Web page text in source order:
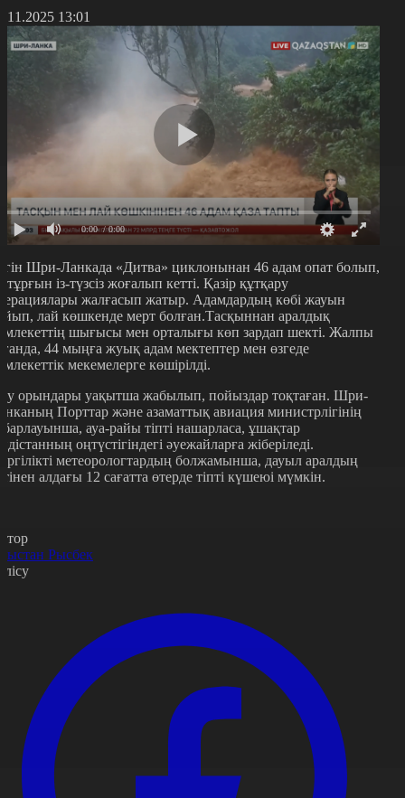
13:01
0:00 / 0:00
Шри-Ланкада «Дитва» циклонынан 46 адам опат болып,
тұрғын із-түзсіз жоғалып кетті. Қазір құтқару
жалғасып жатыр. Адамдардың көбі жауын
лай көшкенде мерт болған.Тасқыннан аралдық
шығысы мен орталығы көп зардап шекті. Жалпы
44 мыңға жуық адам мектептер мен өзгеде
мекемелерге көшірілді.
орындары уақытша жабылып, пойыздар тоқтаған. Шри-
Порттар және азаматтық авиация министрлігінің
ауа-райы тіпті нашарласа, ұшақтар
оңтүстігіндегі әуежайларға жіберіледі.
метеорологтардың болжамынша, дауыл аралдың
алдағы 12 сағатта өтерде тіпті күшеюі мүмкін.
Рысбек